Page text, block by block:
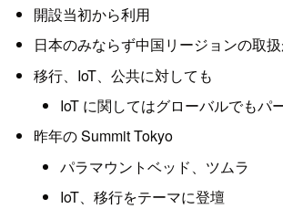
開設当初から利用
日本のみならず中国リージョンの取
移行、IoT、公共に対しても
IoT に関してはグローバルでもパ
昨年の Summit Tokyo
パラマウントベッド、ツムラ
IoT、移行をテーマに登壇